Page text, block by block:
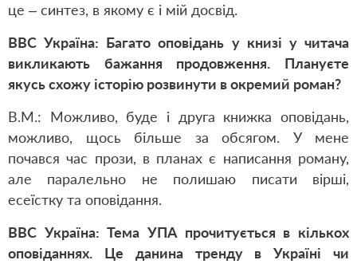
це – синтез, в якому є і мій досвід.
ВВС Україна: Багато оповідань у книзі у читача
викликають бажання продовження. Плануєте
якусь схожу історію розвинути в окремий роман?
В.М.: Можливо, буде і друга книжка оповідань,
можливо, щось більше за обсягом. У мене
почався час прози, в планах є написання роману,
але паралельно не полишаю писати вірші,
есеїстку та оповідання.
ВВС Україна: Тема УПА прочитується в кількох
оповіданнях. Це данина тренду в Україні чи